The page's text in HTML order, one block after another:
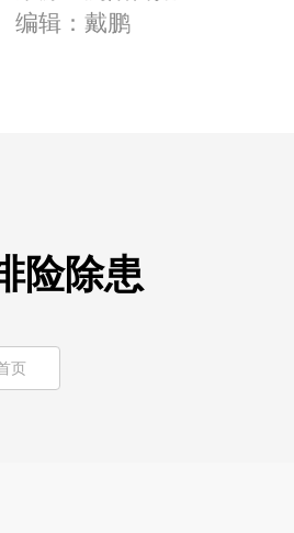
编辑：戴鹏
险除患
页